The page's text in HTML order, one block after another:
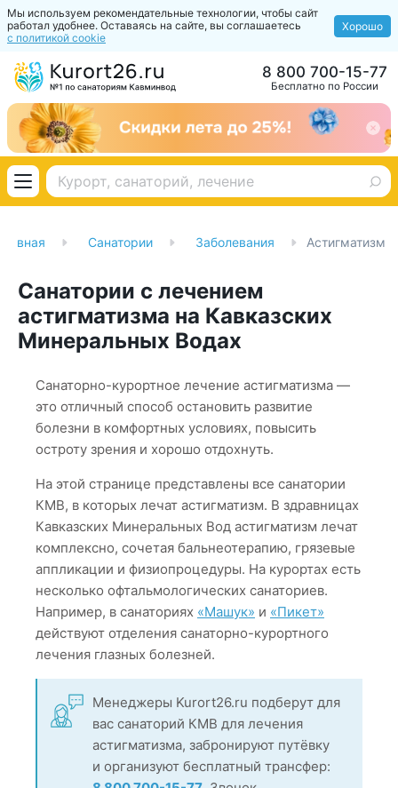
Мы используем рекомендательные технологии, чтобы сайт
работал удобнее. Оставаясь на сайте, вы соглашаетесь
с политикой cookie
Хорошо
Бесплатно по России
8 800 700-15-77
Санатории Заболевания Астигматизм
Санатории с лечением
астигматизма на Кавказских
Минеральных Водах
Санаторно-курортное лечение астигматизма —
это отличный способ остановить развитие
болезни в комфортных условиях, повысить
остроту зрения и хорошо отдохнуть.
На этой странице представлены все санатории
КМВ, в которых лечат астигматизм. В здравницах
Кавказских Минеральных Вод астигматизм лечат
комплексно, сочетая бальнеотерапию, грязевые
аппликации и физиопроцедуры. На курортах есть
несколько офтальмологических санаториев.
Например, в санаториях «Машук» и «Пикет»
действуют отделения санаторно-курортного
лечения глазных болезней.
Менеджеры Kurort26.ru подберут для
вас санаторий КМВ для лечения
астигматизма, забронируют путёвку
и организуют бесплатный трансфер: